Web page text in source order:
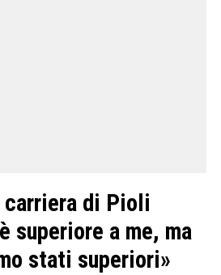
carriera di Pioli
superiore a me, ma
stati superiori»